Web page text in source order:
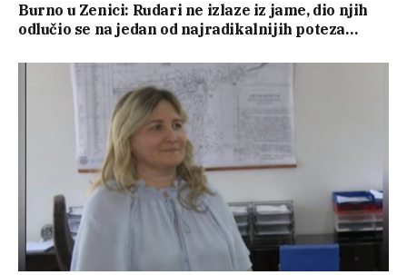
Burno u Zenici: Rudari ne izlaze iz jame, dio njih
odlučio se na jedan od najradikalnijih poteza…